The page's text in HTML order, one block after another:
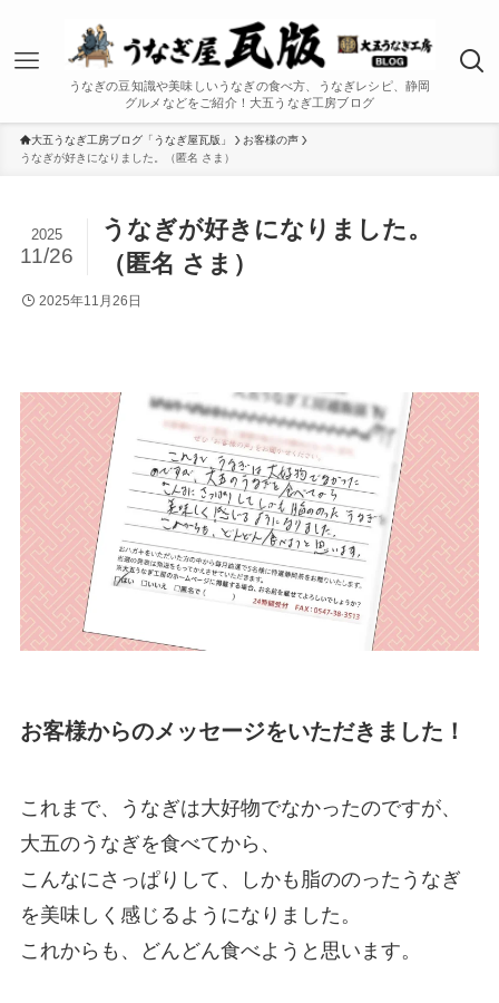
うなぎの豆知識や美味しいうなぎの食べ方、うなぎレシピ、静岡
グルメなどをご紹介！大五うなぎ工房ブログ
大五うなぎ工房ブログ「うなぎ屋瓦版」
お客様の声
うなぎが好きになりました。（匿名 さま）
うなぎが好きになりました。
（匿名 さま）
2025
11/26
2025年11月26日
お客様からのメッセージをいただきました！
これまで、うなぎは大好物でなかったのですが、
大五のうなぎを食べてから、
こんなにさっぱりして、しかも脂ののったうなぎ
を美味しく感じるようになりました。
これからも、どんどん食べようと思います。